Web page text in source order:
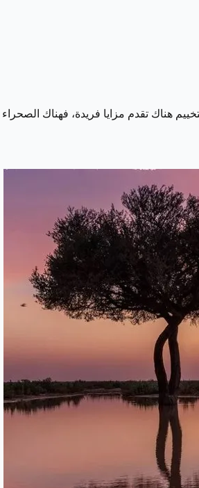
هناك تقدم مزايا فريدة، فهناك